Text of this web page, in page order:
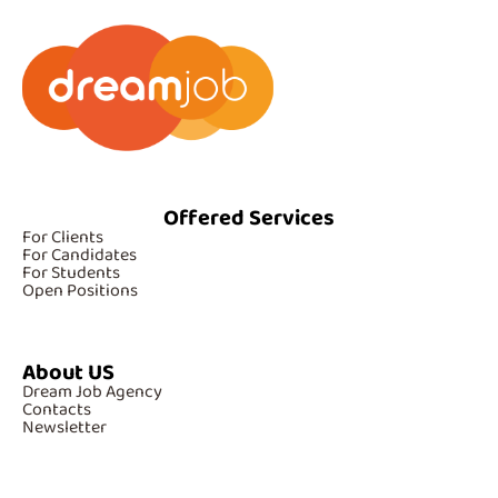
Offered Services
For Clients
For Candidates
For Students
Open Positions
About US
Dream Job Agency
Contacts
Newsletter